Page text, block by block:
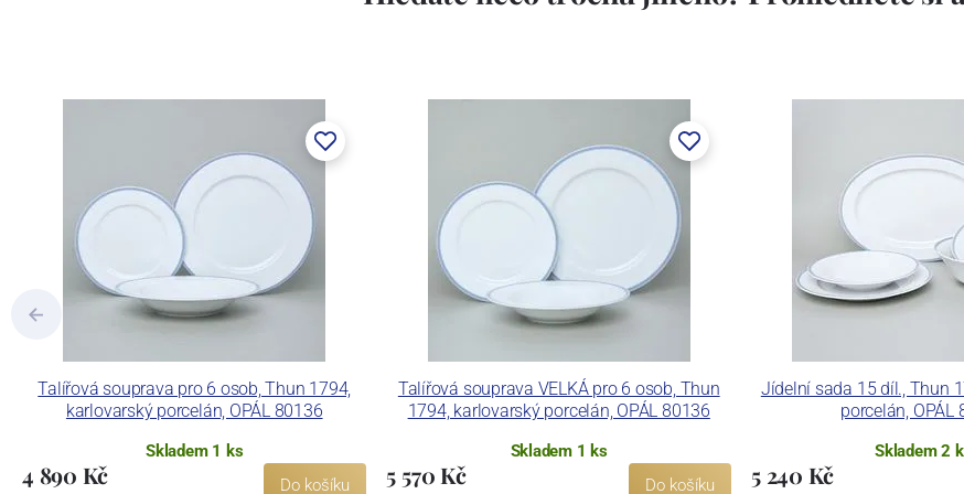
a.s. včetně ochranné známky a technologických zařízení. Závod je vybaven zařízením na
tlakového lití, moderními komorovými pecemi a vtavnou dekorační pecí. Závod je schopen
dekorovat své výrobky pomocí klasických dekoračních technik.
Concordia Lesov používá ochrannou známku LC a Thun Hotel & Restaurant.
Talířová souprava pro 6 osob, Thun 1794,
karlovarský porcelán, OPÁL 80136
Skladem 1 ks
4 890 Kč Do košíku
Talířová souprava VELKÁ pro 6 osob, Thun
1794, karlovarský porcelán, OPÁL 80136
Skladem 1 ks
5 570 Kč Do košíku
Jídelní sada 15 díl., Thun
porcelán, OPÁL
Skladem 2
5 240 Kč